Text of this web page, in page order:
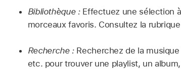
Bibliothèque :Effectuez une sélection
morceaux favoris. Consultez la
Recherche :Recherchez de la
etc. pour trouver une playlist, un